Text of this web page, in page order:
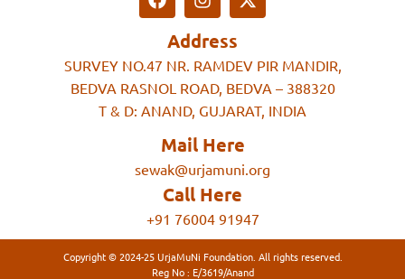
Address
SURVEY NO.47 NR. RAMDEV PIR MANDIR,
BEDVA RASNOL ROAD, BEDVA – 388320
T & D: ANAND, GUJARAT, INDIA
Mail Here
sewak@urjamuni.org
Call Here
+91 76004 91947
Copyright © 2024-25 UrjaMuNi Foundation. All rights reserved.
Reg No : E/3619/Anand